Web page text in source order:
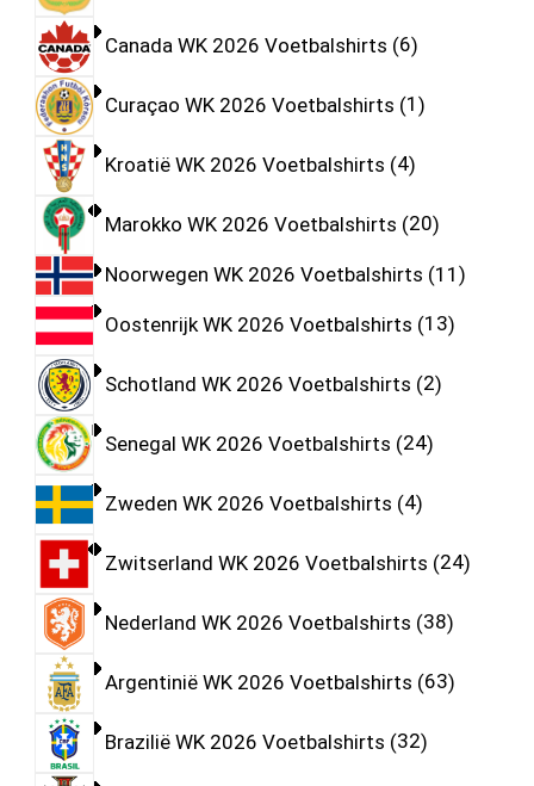
Canada WK 2026 Voetbalshirts 6
Curaçao WK 2026 Voetbalshirts 1
Kroatië WK 2026 Voetbalshirts 4
Marokko WK 2026 Voetbalshirts 20
Noorwegen WK 2026 Voetbalshirts 11
Oostenrijk WK 2026 Voetbalshirts 13
Schotland WK 2026 Voetbalshirts 2
Senegal WK 2026 Voetbalshirts 24
Zweden WK 2026 Voetbalshirts 4
Zwitserland WK 2026 Voetbalshirts 24
Nederland WK 2026 Voetbalshirts 38
Argentinië WK 2026 Voetbalshirts 63
Brazilië WK 2026 Voetbalshirts 32